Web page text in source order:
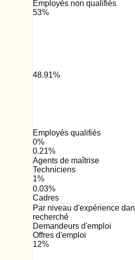
Employés non qualifiés
53%
48.91%
Employés qualifiés
0%
0.21%
Agents de maîtrise
Techniciens
1%
0.03%
Cadres
Par niveau d'expérience
recherché
Demandeurs d'emploi
Offres d'emploi
12%